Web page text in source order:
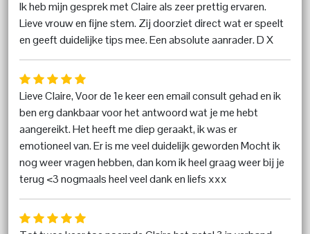
Ik heb mijn gesprek met Claire als zeer prettig ervaren.
Lieve vrouw en fijne stem. Zij doorziet direct wat er speelt
en geeft duidelijke tips mee. Een absolute aanrader. D X
Lieve Claire, Voor de 1e keer een email consult gehad en ik
ben erg dankbaar voor het antwoord wat je me hebt
aangereikt. Het heeft me diep geraakt, ik was er
emotioneel van. Er is me veel duidelijk geworden Mocht ik
nog weer vragen hebben, dan kom ik heel graag weer bij je
terug <3 nogmaals heel veel dank en liefs xxx